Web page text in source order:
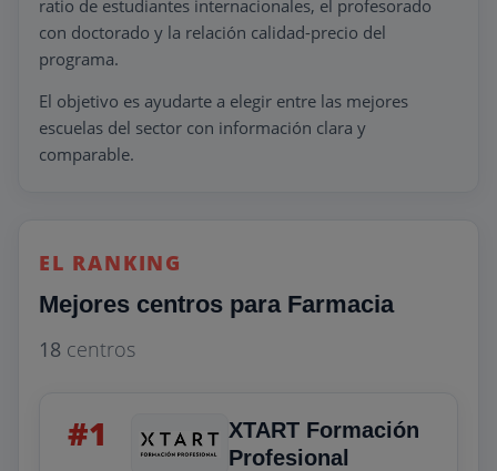
ratio de estudiantes internacionales, el profesorado
con doctorado y la relación calidad-precio del
programa.
El objetivo es ayudarte a elegir entre las mejores
escuelas del sector con información clara y
comparable.
EL RANKING
Mejores centros para Farmacia
18 centros
#1
XTART Formación
Profesional